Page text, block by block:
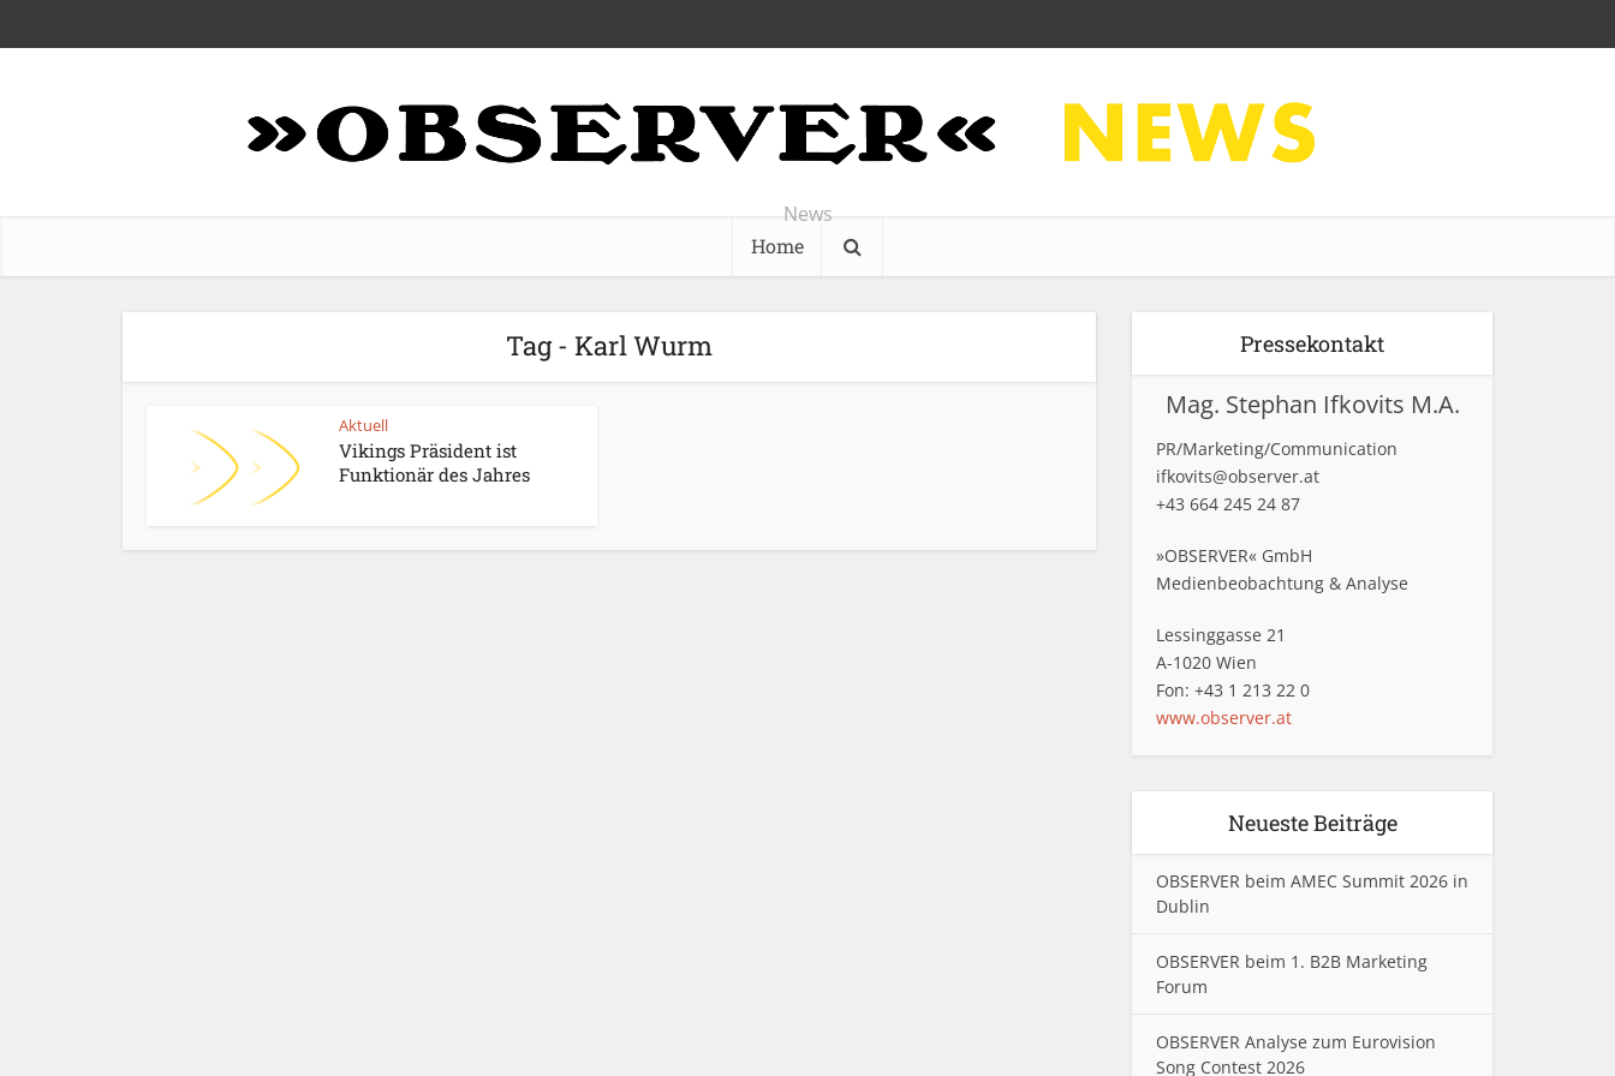
News
Home
Tag - Karl Wurm
Aktuell
Vikings Präsident ist
Funktionär des Jahres
Pressekontakt
Mag. Stephan Ifkovits M.A.
PR/Marketing/Communication
ifkovits@observer.at
+43 664 245 24 87
»OBSERVER« GmbH
Medienbeobachtung & Analyse
Lessinggasse 21
A-1020 Wien
Fon: +43 1 213 22 0
www.observer.at
Neueste Beiträge
OBSERVER beim AMEC Summit 2026 in
Dublin
OBSERVER beim 1. B2B Marketing
Forum
OBSERVER Analyse zum Eurovision
Song Contest 2026